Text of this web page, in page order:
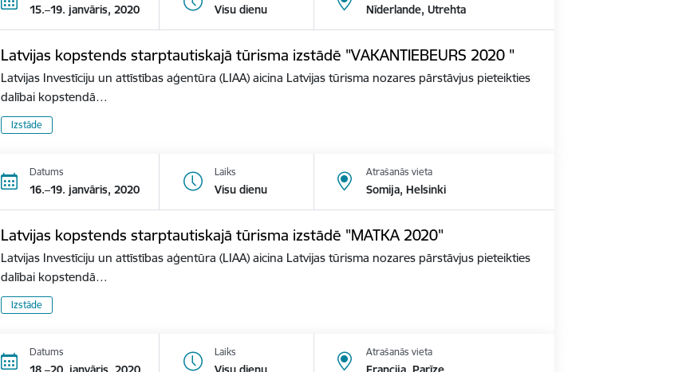
15.–19. janvāris, 2020 Visu dienu Nīderlande, Utrehta
Latvijas kopstends starptautiskajā tūrisma izstādē "VAKANTIEBEURS 2020 "
Latvijas Investīciju un attīstības aģentūra (LIAA) aicina Latvijas tūrisma nozares pārstāvjus pieteikties
dalībai kopstendā…
Izstāde
Datums
16.–19. janvāris, 2020
Laiks
Visu dienu
Atrašanās vieta
Somija, Helsinki
Latvijas kopstends starptautiskajā tūrisma izstādē "MATKA 2020"
Latvijas Investīciju un attīstības aģentūra (LIAA) aicina Latvijas tūrisma nozares pārstāvjus pieteikties
dalībai kopstendā…
Izstāde
Datums Laiks Atrašanās vieta